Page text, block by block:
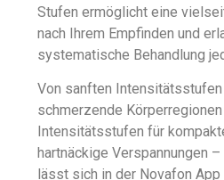
Stufen ermöglicht eine
nach Ihrem Empfinden und
systematische Behandlung
Von sanften
schmerzende
Intensitätsstufen für
hartnäckige Verspannungen
lässt sich in der Novafon